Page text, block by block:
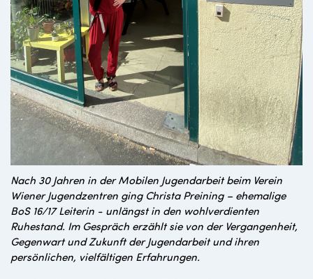
Nach 30 Jahren in der Mobilen Jugendarbeit beim Verein
Wiener Jugendzentren ging Christa Preining – ehemalige
BoS 16/17 Leiterin - unlängst in den wohlverdienten
Ruhestand. Im Gespräch erzählt sie von der Vergangenheit,
Gegenwart und Zukunft der Jugendarbeit und ihren
persönlichen, vielfältigen Erfahrungen.